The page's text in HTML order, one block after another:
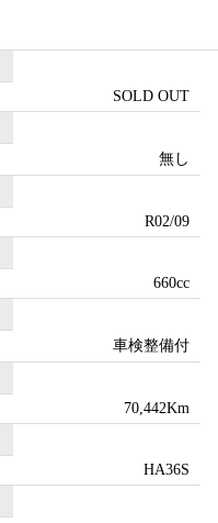
SOLD OUT
無し
R02/09
660cc
車検整備付
70,442Km
HA36S